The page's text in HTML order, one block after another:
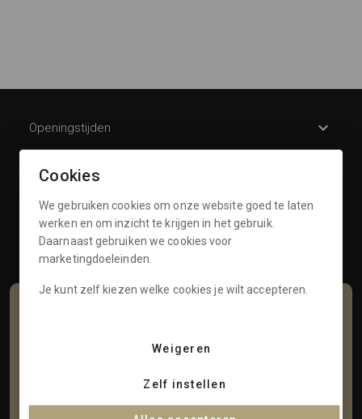
Openingstijden
Klantenservice
Informatie
Contact
Cookies
We gebruiken cookies om onze website goed te laten
werken en om inzicht te krijgen in het gebruik.
Daarnaast gebruiken we cookies voor
marketingdoeleinden.
Je kunt zelf kiezen welke cookies je wilt accepteren.
Weigeren
Zelf instellen